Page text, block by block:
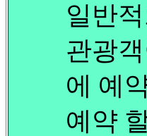
일반
관광
에 예
예약